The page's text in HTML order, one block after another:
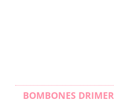
BOMBONES DRIMER